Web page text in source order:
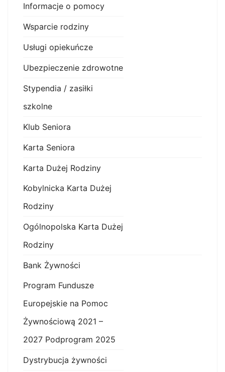
Informacje o pomocy
Wsparcie rodziny
Usługi opiekuńcze
Ubezpieczenie zdrowotne
Stypendia / zasiłki
szkolne
Klub Seniora
Karta Seniora
Karta Dużej Rodziny
Kobylnicka Karta Dużej
Rodziny
Ogólnopolska Karta Dużej
Rodziny
Bank Żywności
Program Fundusze
Europejskie na Pomoc
Żywnościową 2021 –
2027 Podprogram 2025
Dystrybucja żywności